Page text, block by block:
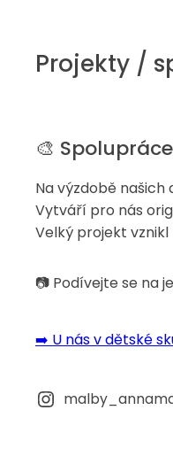
Projekty /
🎨
Na výzdobě
Vytváří pro nás
Velký projekt
📷 Podívejte se na
➡️ U nás v dětské